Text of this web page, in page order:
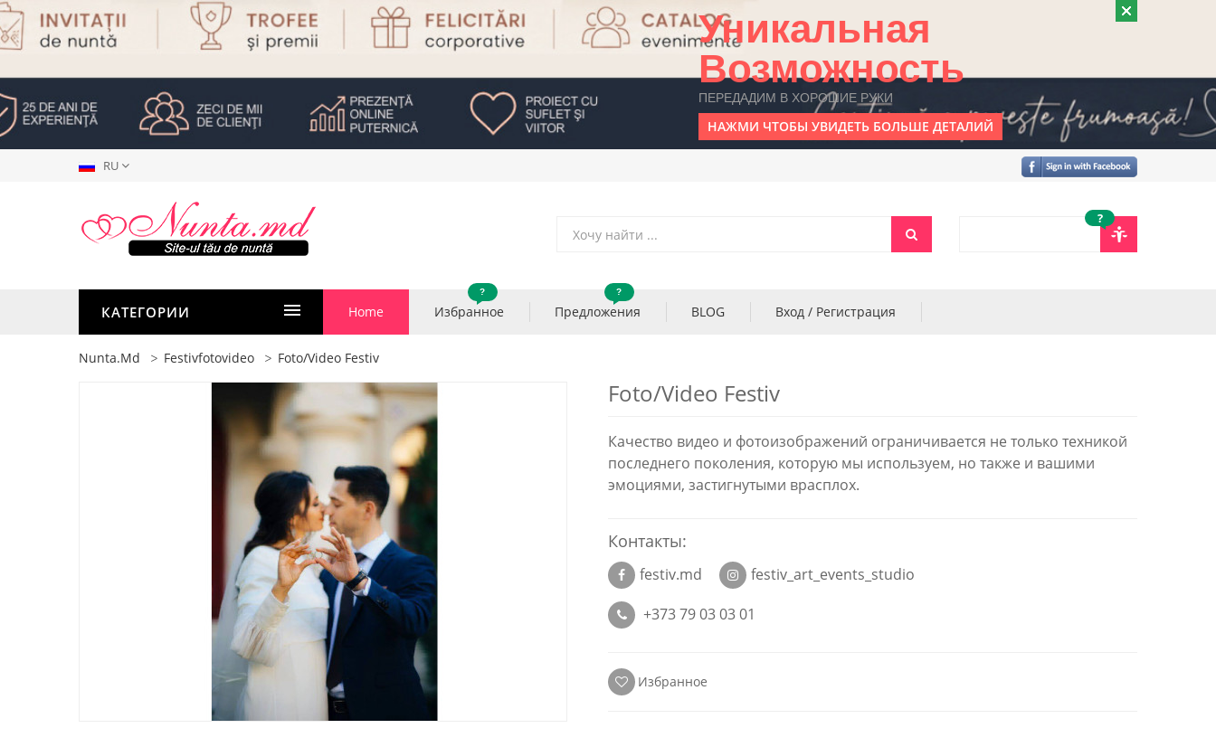
Уникальная
Возможность
ПЕРЕДАДИМ В ХОРОШИЕ РУКИ
НАЖМИ ЧТОБЫ УВИДЕТЬ БОЛЬШЕ ДЕТАЛИЙ
RU
?
КАТЕГОРИИ Home Избранное
?
Предложения
?
BLOG Вход / Регистрация
Nunta.md Festivfotovideo Foto/Video Festiv
Foto/Video Festiv
Качество видео и фотоизображений ограничивается не только техникой
последнего поколения, которую мы используем, но также и вашими
эмоциями, застигнутыми врасплох.
Контакты:
festiv.md
festiv_art_events_studio
+373 79 03 03 01
Избранное